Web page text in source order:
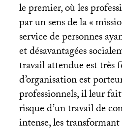
le premier, où les
par un sens de la «
service de personnes
et désavantagées
travail attendue est très
d’organisation est
professionnels, il leur
risque d’un travail de
intense, les transformant